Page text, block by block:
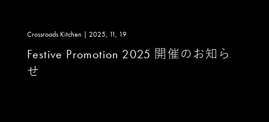
Crossroads Kitchen | 2025, 11, 19
Festive Promotion 2025 開催のお知ら
せ